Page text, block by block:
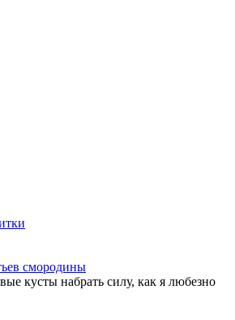
смородины
кусты набрать силу, как я любезно